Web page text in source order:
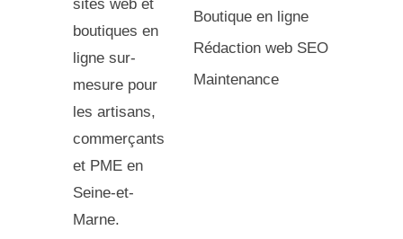
sites web et
boutiques en
ligne sur-
mesure pour
les artisans,
commerçants
et PME en
Seine-et-
Marne.
Boutique en ligne
Rédaction web SEO
Maintenance